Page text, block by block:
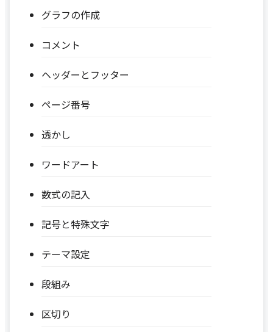
グラフの作成
コメント
ヘッダーとフッター
ページ番号
透かし
ワードアート
数式の記入
記号と特殊文字
テーマ設定
段組み
区切り